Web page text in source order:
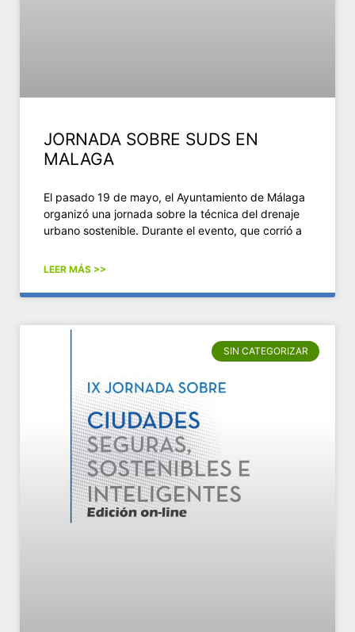
JORNADA SOBRE SUDS EN
MALAGA
El pasado 19 de mayo, el Ayuntamiento de Málaga
organizó una jornada sobre la técnica del drenaje
urbano sostenible. Durante el evento, que corrió a
LEER MÁS >>
SIN CATEGORIZAR